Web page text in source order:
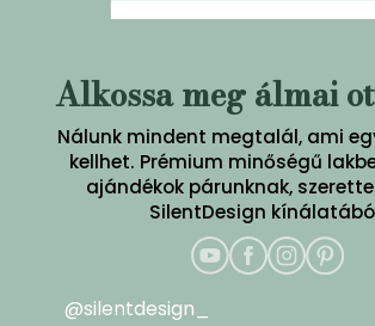
Alkossa meg álmai
Nálunk mindent megtalál, ami
kellhet. Prémium minőségű
ajándékok párunknak,
SilentDesign
@silentdesign_